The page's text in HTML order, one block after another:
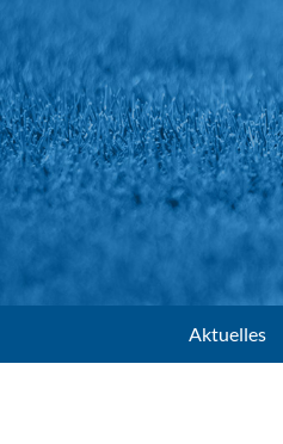
FV Gondelsheim e.V.Zum Inhalt
Aktuelles